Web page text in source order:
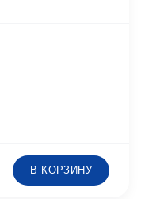
В КОРЗИНУ